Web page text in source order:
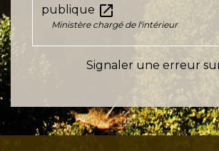
publique open_in_new
Ministère chargé de l'intérieur
Signaler une erreur